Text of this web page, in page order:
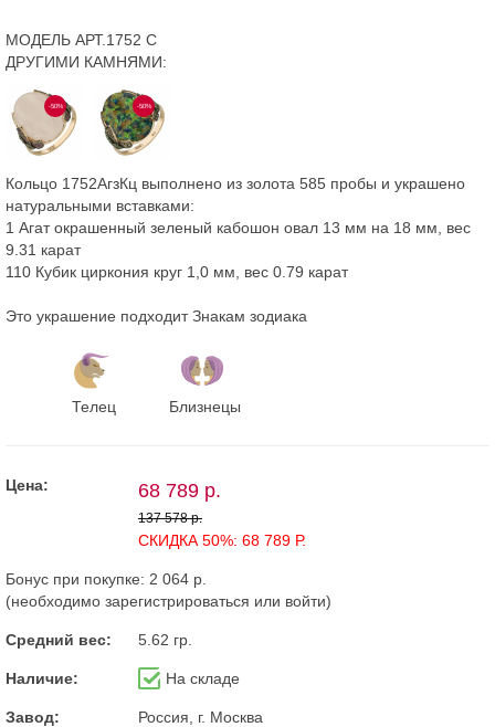
МОДЕЛЬ АРТ.1752 С
ДРУГИМИ КАМНЯМИ:
-50% -50%
Кольцо 1752АгзКц выполнено из золота 585 пробы и украшено
натуральными вставками:
1 Агат окрашенный зеленый кабошон овал 13 мм на 18 мм, вес
9.31 карат
110 Кубик циркония круг 1,0 мм, вес 0.79 карат
Это украшение подходит Знакам зодиака
Телец Близнецы
Цена: 68 789 р.
137 578 р.
СКИДКА 50%: 68 789 Р.
Бонус при покупке: 2 064 р.
(необходимо зарегистрироваться или войти)
Средний вес: 5.62 гр.
Наличие: На складе
Завод:
Россия, г. Москва